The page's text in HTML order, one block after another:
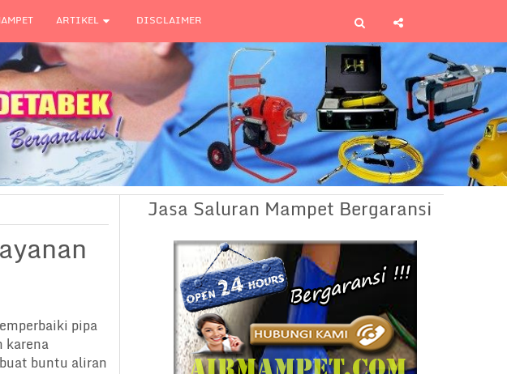
ARTIKEL DISCLAIMER
pipa
karena
buntu aliran
Jasa Saluran Mampet Bergaransi